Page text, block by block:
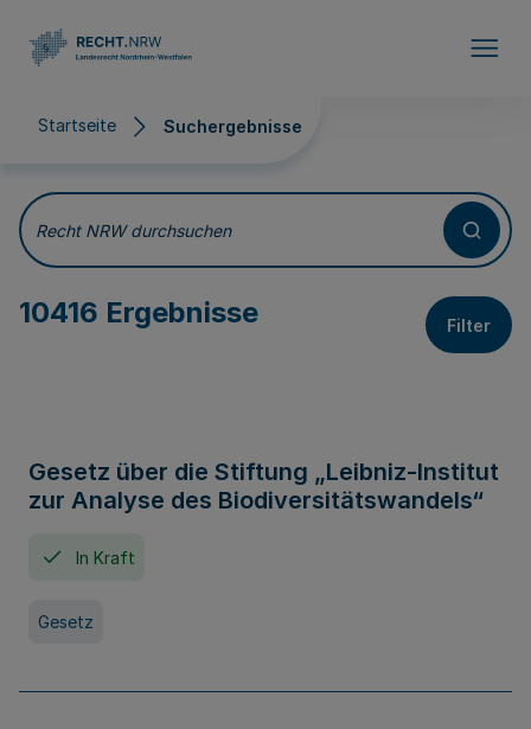
Startseite Suchergebnisse
Suchergebnisse
Recht NRW durchsuchen
10416 Ergebnisse Filter
Gesetz über die Stiftung „Leibniz-Institut
zur Analyse des Biodiversitätswandels“
In Kraft
Gesetz